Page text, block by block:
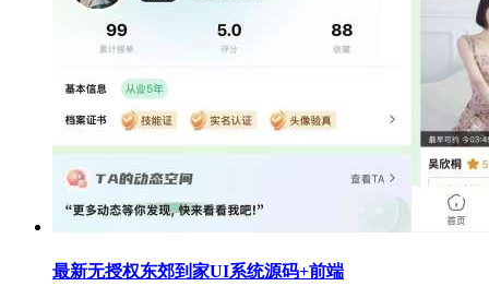
最新无授权东郊到家UI系统源码+前端